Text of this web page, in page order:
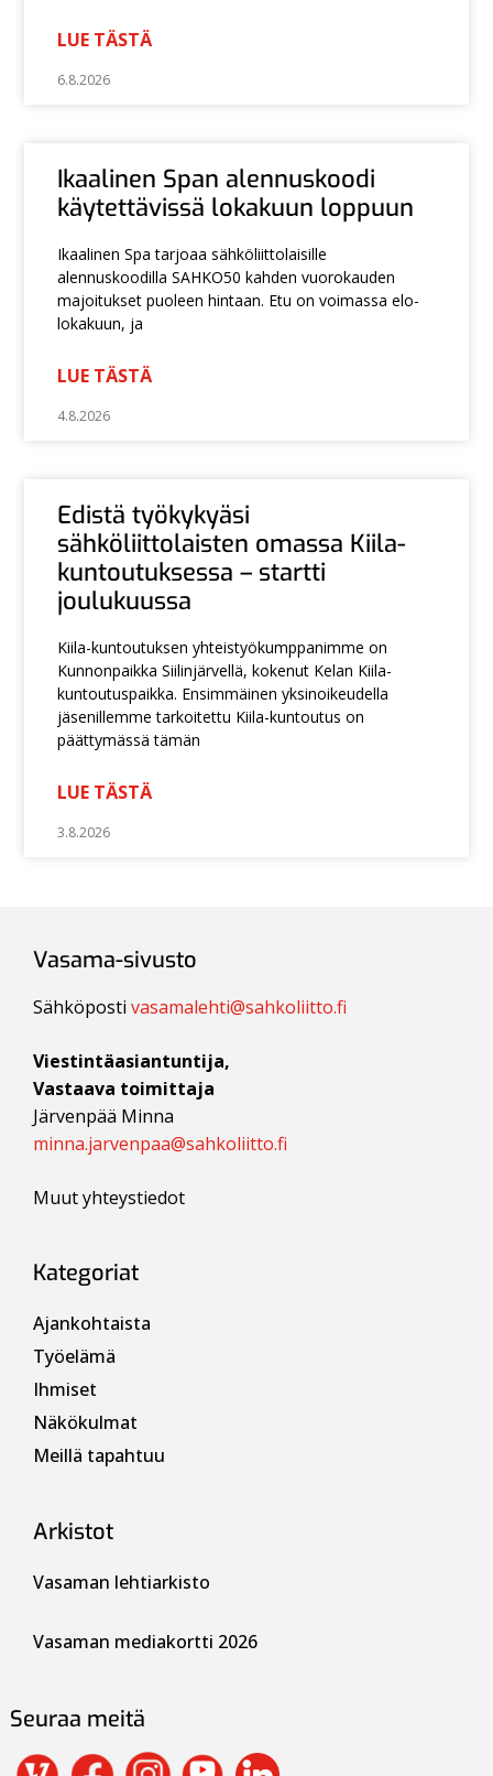
LUE TÄSTÄ
6.8.2026
Ikaalinen Span alennuskoodi
käytettävissä lokakuun loppuun
Ikaalinen Spa tarjoaa sähköliittolaisille
alennuskoodilla SAHKO50 kahden vuorokauden
majoitukset puoleen hintaan. Etu on voimassa elo-
lokakuun, ja
LUE TÄSTÄ
4.8.2026
Edistä työkykyäsi
sähköliittolaisten omassa Kiila-
kuntoutuksessa – startti
joulukuussa
Kiila-kuntoutuksen yhteistyökumppanimme on
Kunnonpaikka Siilinjärvellä, kokenut Kelan Kiila-
kuntoutuspaikka. Ensimmäinen yksinoikeudella
jäsenillemme tarkoitettu Kiila-kuntoutus on
päättymässä tämän
LUE TÄSTÄ
3.8.2026
Vasama-sivusto
Sähköpostivasamalehti@sahkoliitto.fi
Viestintäasiantuntija,
Vastaava toimittaja
Järvenpää Minna
minna.jarvenpaa@sahkoliitto.fi
Muut yhteystiedot
Kategoriat
Ajankohtaista
Työelämä
Ihmiset
Näkökulmat
Meillä tapahtuu
Arkistot
Vasaman lehtiarkisto
Vasaman mediakortti 2026
Seuraa meitä